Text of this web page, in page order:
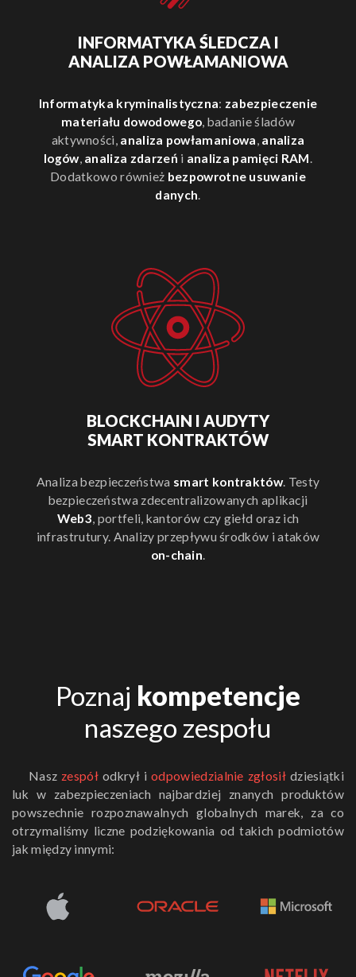
INFORMATYKA ŚLEDCZA I
ANALIZA POWŁAMANIOWA
Informatyka kryminalistyczna: zabezpieczenie
materiału dowodowego, badanie śladów
aktywności, analiza powłamaniowa, analiza
logów, analiza zdarzeń i analiza pamięci RAM.
Dodatkowo również bezpowrotne usuwanie
danych.
BLOCKCHAIN I AUDYTY
SMART KONTRAKTÓW
Analiza bezpieczeństwa smart kontraktów. Testy
bezpieczeństwa zdecentralizowanych aplikacji
Web3, portfeli, kantorów czy giełd oraz ich
infrastrutury. Analizy przepływu środków i ataków
on-chain.
Poznaj kompetencje
naszego zespołu
Nasz zespółodkrył iodpowiedzialnie zgłosiłdziesiątki
luk w zabezpieczeniach najbardziej znanych produktów
powszechnie rozpoznawalnych globalnych marek, za co
otrzymaliśmy liczne podziękowania od takich podmiotów
jak między innymi: